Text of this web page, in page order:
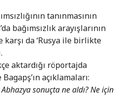
tanınmasının
bağımsızlık arayışlarının
da ‘Rusya ile birlikte
aktardığı röportajda
açıklamaları:
sonuçta ne aldı? Ne için